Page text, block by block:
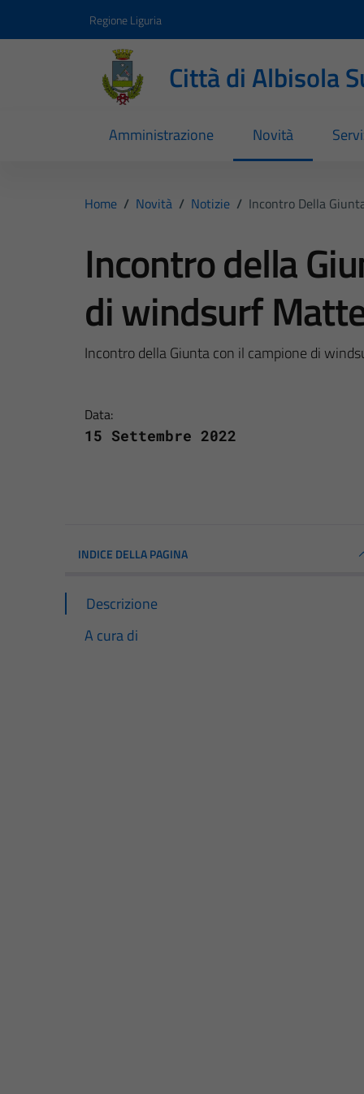
Regione Liguria
Città di Albisola
Amministrazione Novità
Home / Novità / Notizie / Incontro Della
Incontro della
di windsurf
Incontro della Giunta con il campione di
Data:
15 Settembre 2022
INDICE DELLA PAGINA
Descrizione
A cura di